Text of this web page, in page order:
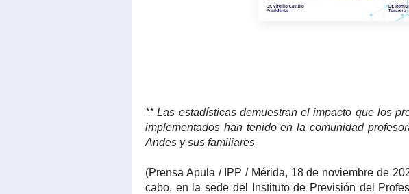
** Las estadísticas demuestran el impacto que los
implementados han tenido en la comunidad
Andes y sus familiares
(Prensa Apula / IPP / Mérida, 18 de noviembre de
cabo, en la sede del Instituto de Previsión del